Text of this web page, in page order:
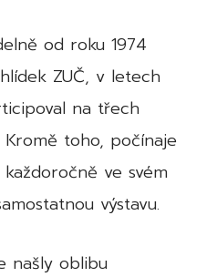
od roku 1974
ZUČ, v letech
na třech
Kromě toho, počínaje
ve svém
výstavu.
našly oblibu